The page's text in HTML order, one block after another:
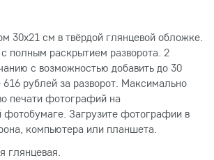
30х21 см в твёрдой глянцевой обложке.
полным раскрытием разворота. 2
с возможностью добавить до 30
616 рублей за разворот. Максимально
печати фотографий на
фотобумаге. Загрузите фотографии в
компьютера или планшета.
глянцевая.